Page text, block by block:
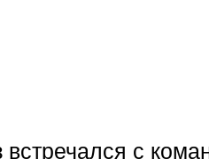
встречался с